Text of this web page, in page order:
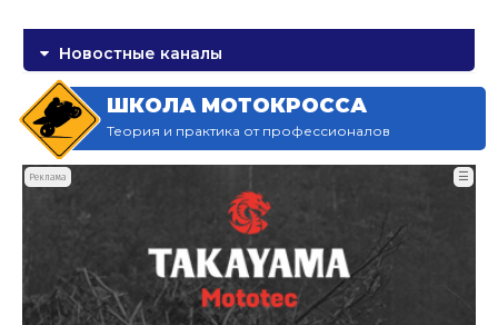
Новостные каналы
ШКОЛА МОТОКРОССА
Теория и практика от профессионалов
Реклама ☰